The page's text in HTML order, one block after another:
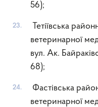
56);
Тетіївська
ветеринарної
вул. Ак.
68);
Фастівська
ветеринарної